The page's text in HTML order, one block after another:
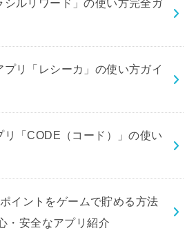
シルリワード」の使い方完全ガ
プリ「レシーカ」の使い方ガイ
リ「CODE（コード）」の使い
イントをゲームで貯める方法
・安全なアプリ紹介